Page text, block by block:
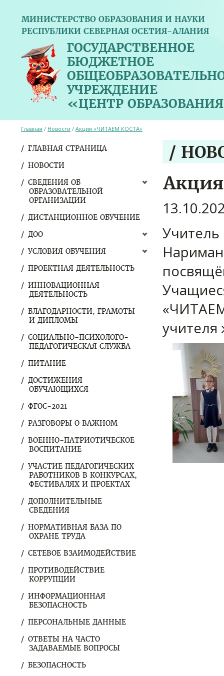
МИНИСТЕРСТВО ОБРАЗОВАНИЯ И НАУКИ
РЕСПУБЛИКИ СЕВЕРНАЯ ОСЕТИЯ-АЛАНИЯ
ГОСУДАРСТВЕННОЕ
БЮДЖЕТНОЕ
УЧРЕЖДЕНИЕ
«ЦЕНТР
ГЛАВНАЯ СТРАНИЦА
НОВОСТИ
СВЕДЕНИЯ ОБ
ОБРАЗОВАТЕЛЬНОЙ
ОРГАНИЗАЦИИ
ДИСТАНЦИОННОЕ ОБУЧЕНИЕ
ДОО
УСЛОВИЯ ОБУЧЕНИЯ
ПРОЕКТНАЯ ДЕЯТЕЛЬНОСТЬ
ИННОВАЦИОННАЯ
ДЕЯТЕЛЬНОСТЬ
БЛАГОДАРНОСТИ, ГРАМОТЫ
И ДИПЛОМЫ
СОЦИАЛЬНО-ПСИХОЛОГО-
ПЕДАГОГИЧЕСКАЯ СЛУЖБА
ПИТАНИЕ
ДОСТИЖЕНИЯ
ОБУЧАЮЩИХСЯ
ФГОС-2021
РАЗГОВОРЫ О ВАЖНОМ
ВОЕННО-ПАТРИОТИЧЕСКОЕ
ВОСПИТАНИЕ
УЧАСТИЕ ПЕДАГОГИЧЕСКИХ
РАБОТНИКОВ В КОНКУРСАХ,
ФЕСТИВАЛЯХ И ПРОЕКТАХ
ДОПОЛНИТЕЛЬНЫЕ
СВЕДЕНИЯ
НОРМАТИВНАЯ БАЗА ПО
ОХРАНЕ ТРУДА
СЕТЕВОЕ ВЗАИМОДЕЙСТВИЕ
ПРОТИВОДЕЙСТВИЕ
КОРРУПЦИИ
ИНФОРМАЦИОННАЯ
БЕЗОПАСНОСТЬ
ПЕРСОНАЛЬНЫЕ ДАННЫЕ
ОТВЕТЫ НА ЧАСТО
ЗАДАВАЕМЫЕ ВОПРОСЫ
БЕЗОПАСНОСТЬ
Главная / Новости / Акция «ЧИТАЕМ КОСТА»
/
Учитель
учителя